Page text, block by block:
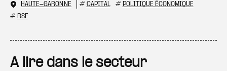
HAUTE-GARONNE # CAPITAL # POLITIQUE ÉCONOMIQUE
# RSE
A lire dans le secteur